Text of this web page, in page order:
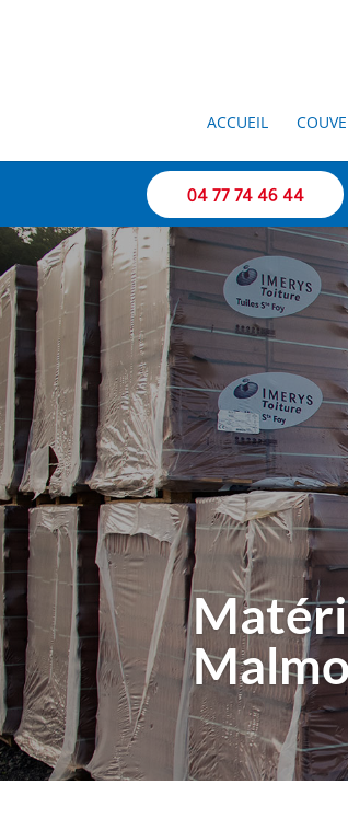
ACCUEIL
04 77 74 46 44